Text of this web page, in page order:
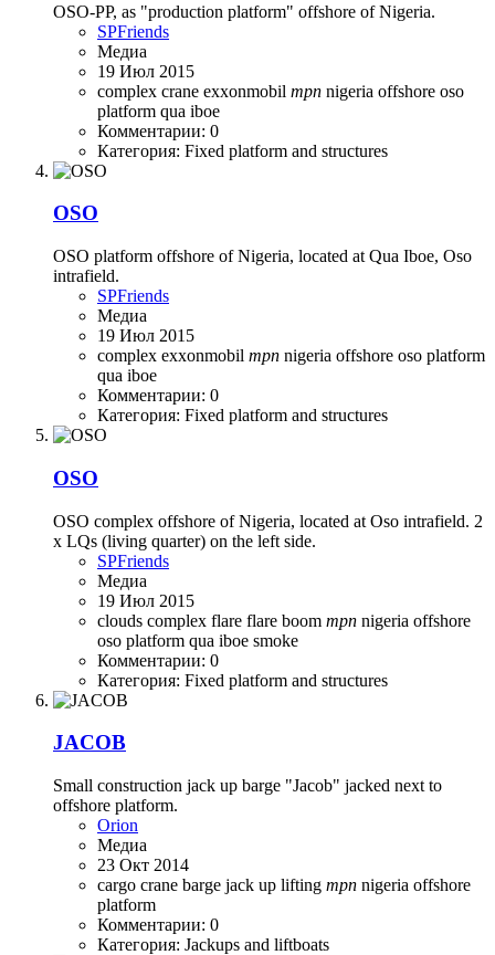
OSO-PP, as "production platform" offshore of Nigeria.
SPFriends
Медиа
19 Июл 2015
complex crane exxonmobil mpn nigeria offshore oso
platform qua iboe
Комментарии: 0
Категория: Fixed platform and structures
OSO
OSO platform offshore of Nigeria, located at Qua Iboe, Oso
intrafield.
SPFriends
Медиа
19 Июл 2015
complex exxonmobil mpn nigeria offshore oso platform
qua iboe
Комментарии: 0
Категория: Fixed platform and structures
OSO
OSO complex offshore of Nigeria, located at Oso intrafield. 2
x LQs (living quarter) on the left side.
SPFriends
Медиа
19 Июл 2015
clouds complex flare flare boom mpn nigeria offshore
oso platform qua iboe smoke
Комментарии: 0
Категория: Fixed platform and structures
JACOB
Small construction jack up barge "Jacob" jacked next to
offshore platform.
Orion
Медиа
23 Окт 2014
cargo crane barge jack up lifting mpn nigeria offshore
platform
Комментарии: 0
Категория: Jackups and liftboats